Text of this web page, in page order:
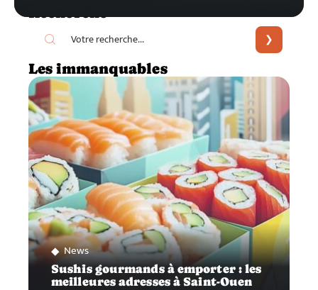
Recherche
Les immanquables
News
Sushis gourmands à emporter : les
meilleures adresses à Saint-Ouen